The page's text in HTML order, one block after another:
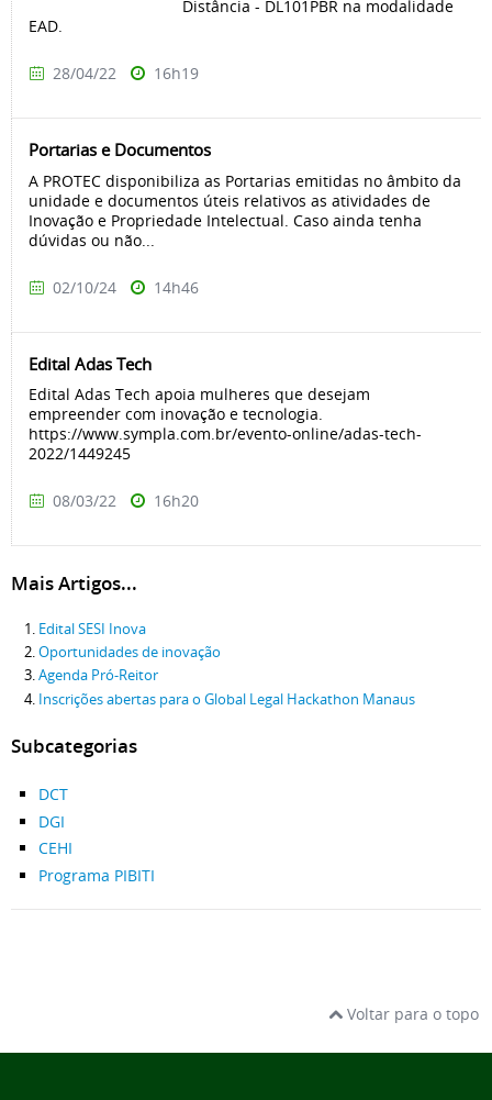
Distância - DL101PBR na modalidade
EAD.
28/04/22 16h19
Portarias e Documentos
A PROTEC disponibiliza as Portarias emitidas no âmbito da
unidade e documentos úteis relativos as atividades de
Inovação e Propriedade Intelectual. Caso ainda tenha
dúvidas ou não...
02/10/24 14h46
Edital Adas Tech
Edital Adas Tech apoia mulheres que desejam
empreender com inovação e tecnologia.
https://www.sympla.com.br/evento-online/adas-tech-
2022/1449245
08/03/22 16h20
Mais Artigos...
Edital SESI Inova
Oportunidades de inovação
Agenda Pró-Reitor
Inscrições abertas para o Global Legal Hackathon Manaus
Subcategorias
DCT
DGI
CEHI
Programa PIBITI
Voltar para o topo